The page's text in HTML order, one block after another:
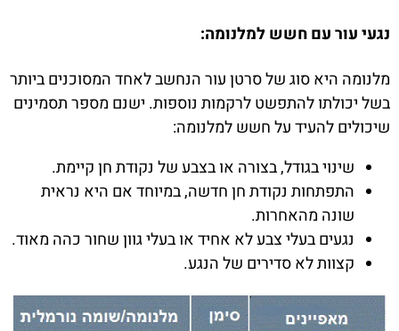
נגעי עור עם חשש למלנומה:
מלנומה היא סוג של סרטן עור הנחשב לאחד המסוכנים ביותר
בשל יכולתו להתפשט לרקמות נוספות. ישנם מספר תסמינים
שיכולים להעיד על חשש למלנומה:
שינוי בגודל, בצורה או בצבע של נקודת חן קיימת.
התפתחות נקודת חן חדשה, במיוחד אם היא נראית
שונה מהאחרות.
נגעים בעלי צבע לא אחיד או בעלי גוון שחור כהה מאוד.
קצוות לא סדירים של הנגע.